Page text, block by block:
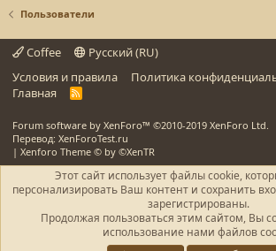
Пользователи
Coffee
Русский (RU)
Условия и правила
Политика
Главная
R
Forum software by XenForo™ ©2010-2019 XenForo Ltd.
Перевод: XenForoTest.ru
| Xenforo Theme © by ©XenTR
Этот сайт использует файлы cookie,
персонализировать Ваш контент и сохранить
зарегистрированы.
Продолжая пользоваться этим сайтом, Вы
использование нами файлов